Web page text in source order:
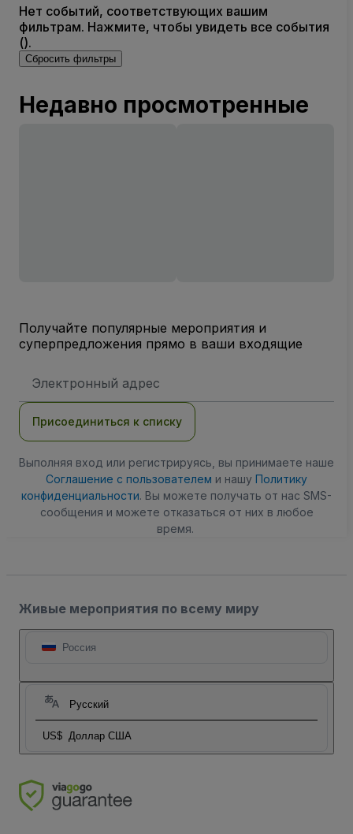
Нет событий, соответствующих вашим
фильтрам. Нажмите, чтобы увидеть все события
().
Сбросить фильтры
Недавно просмотренные
Получайте популярные мероприятия и
суперпредложения прямо в ваши входящие
электронной
Присоединиться к списку
Выполняя вход или регистрируясь, вы принимаете наше
Соглашение с пользователем и нашу Политику
конфиденциальности. Вы можете получать от нас SMS-
сообщения и можете отказаться от них в любое
время.
Живые мероприятия по всему миру
Россия
Русский
US$ Доллар США